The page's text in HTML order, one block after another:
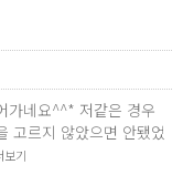
가네요^^* 저같은 경우
고르지 않았으면 안됐었
보기